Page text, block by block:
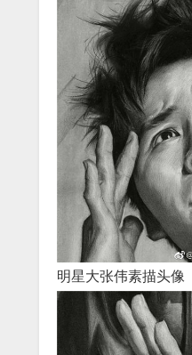
明星大张伟素描头像